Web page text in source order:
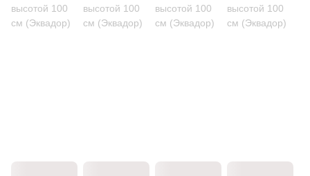
высотой 100
см (Эквадор)
высотой 100
см (Эквадор)
высотой 100
см (Эквадор)
высотой 100
см (Эквадор)